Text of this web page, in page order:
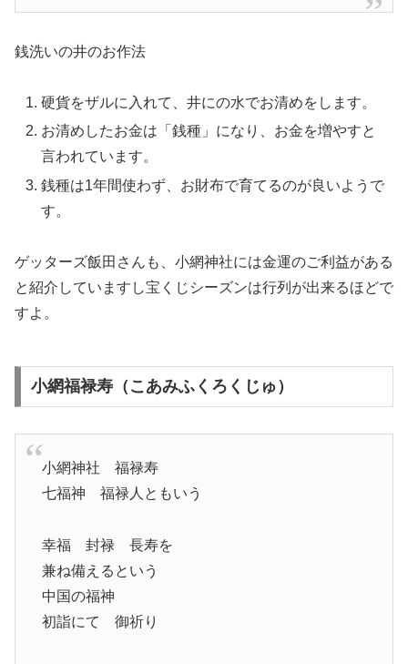
銭洗いの井のお作法
硬貨をザルに入れて、井にの水でお清めをします。
お清めしたお金は「銭種」になり、お金を増やすと
言われています。
銭種は1年間使わず、お財布で育てるのが良いようで
す。
ゲッターズ飯田さんも、小網神社には金運のご利益がある
と紹介していますし宝くじシーズンは行列が出来るほどで
すよ。
小網福禄寿（こあみふくろくじゅ）
小網神社 福禄寿
七福神 福禄人ともいう
幸福 封禄 長寿を
兼ね備えるという
中国の福神
初詣にて 御祈り